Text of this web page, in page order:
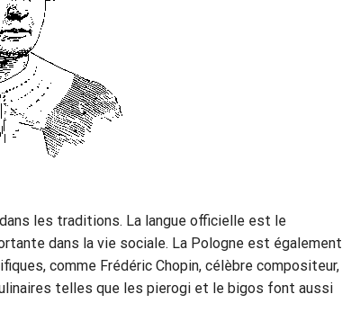
les traditions. La langue officielle est le
dans la vie sociale. La Pologne est également
comme Frédéric Chopin, célèbre compositeur,
telles que les pierogi et le bigos font aussi